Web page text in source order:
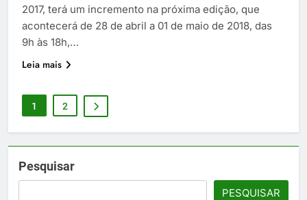
2017, terá um incremento na próxima edição, que
acontecerá de 28 de abril a 01 de maio de 2018, das
9h às 18h,…
Leia mais
1 2
Pesquisar
PESQUISAR